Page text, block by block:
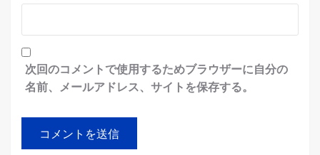
次回のコメントで使用するためブラウザーに自分の
名前、メールアドレス、サイトを保存する。